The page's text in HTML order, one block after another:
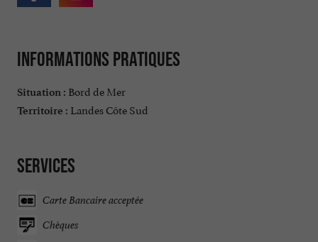
Informations pratiques
Situation : Bord de Mer
Territoire : Landes Côte Sud
Services
Carte Bancaire acceptée
Chèques